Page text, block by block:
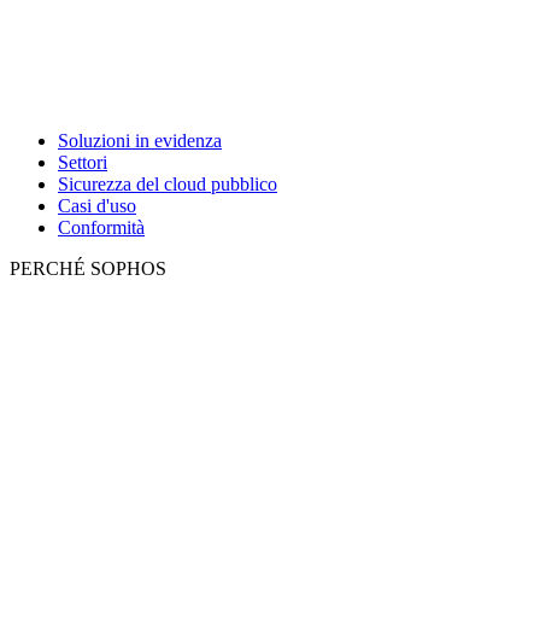
Soluzioni in evidenza
Settori
Sicurezza del cloud pubblico
Casi d'uso
Conformità
PERCHÉ SOPHOS